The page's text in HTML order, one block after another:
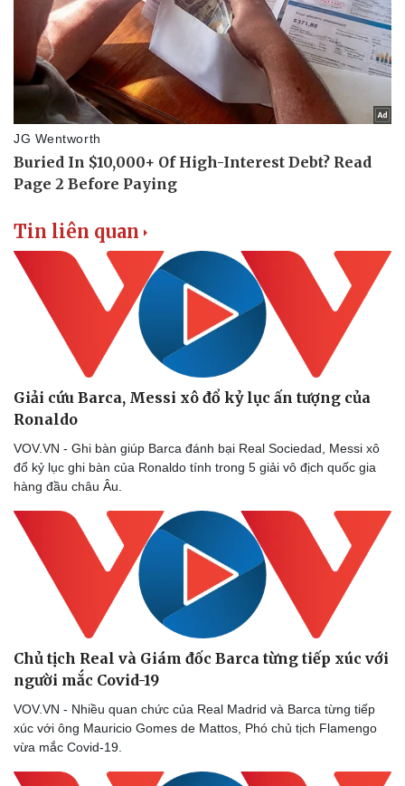
Doanh nghiệp
Thông tin doanh nghiệp
Doanh nghiệp 24h
Doanh nhân
Vì cộng đồng
Công nghệ
Trải nghiệm
Tin liên quan
Giải cứu Barca, Messi xô đổ kỷ lục ấn tượng của
Ronaldo
VOV.VN - Ghi bàn giúp Barca đánh bại Real Sociedad, Messi xô
đổ kỷ lục ghi bàn của Ronaldo tính trong 5 giải vô địch quốc gia
hàng đầu châu Âu.
Chủ tịch Real và Giám đốc Barca từng tiếp xúc với
người mắc Covid-19
VOV.VN - Nhiều quan chức của Real Madrid và Barca từng tiếp
xúc với ông Mauricio Gomes de Mattos, Phó chủ tịch Flamengo
vừa mắc Covid-19.